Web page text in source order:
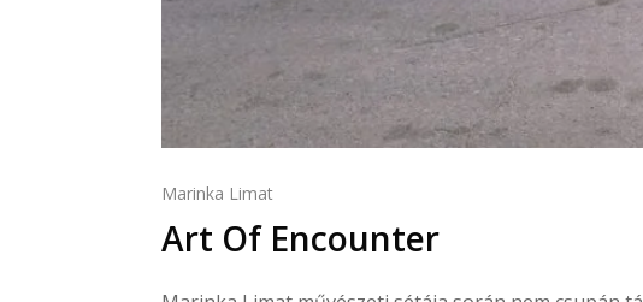
Marinka Limat
Art Of Encounter